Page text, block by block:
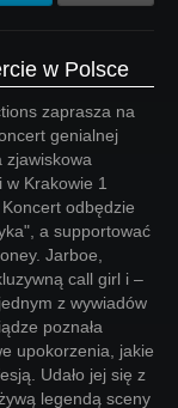
w Polsce
zaprasza na
genialnej
zjawiskowa
w Krakowie 1
odbędzie
a supportować
Jarboe,
call girl i –
z wywiadów
poznała
upokorzenia, jakie
Udało jej się z
legendą sceny